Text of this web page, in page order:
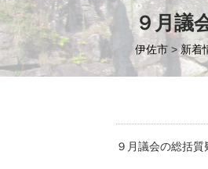
９月議
伊佐市 >新着
９月議会の総括質